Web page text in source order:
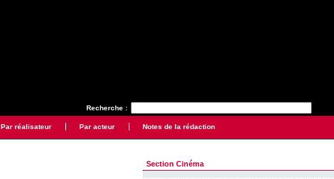
Recherche :
Par réalisateur Par acteur Notes de la rédaction
Section Cinéma